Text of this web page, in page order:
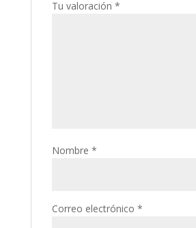
Tu valoración *
Nombre *
Correo electrónico *